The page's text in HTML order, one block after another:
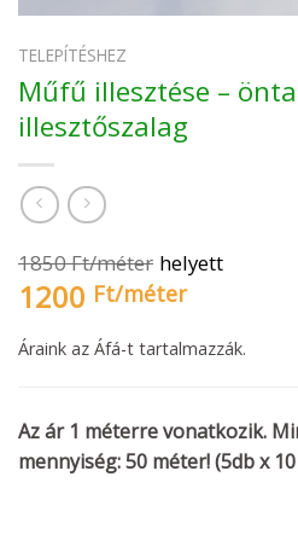
TELEPÍTÉSHEZ
Műfű illesztése –
illesztőszalag
1850Ft/méter helyett
1200 Ft/méter
Áraink az Áfá-t tartalmazzák.
Az ár 1 méterre vonatkozik.
mennyiség: 50 méter! (5db x